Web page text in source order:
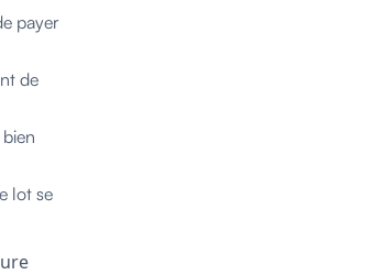
payer
de
lot se